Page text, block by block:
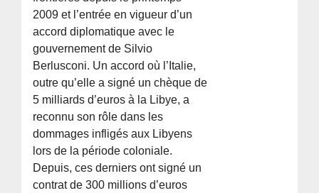
2009 et l’entrée en vigueur d’un
accord diplomatique avec le
gouvernement de Silvio
Berlusconi. Un accord où l’Italie,
outre qu’elle a signé un chèque de
5 milliards d’euros à la Libye, a
reconnu son rôle dans les
dommages infligés aux Libyens
lors de la période coloniale.
Depuis, ces derniers ont signé un
contrat de 300 millions d’euros